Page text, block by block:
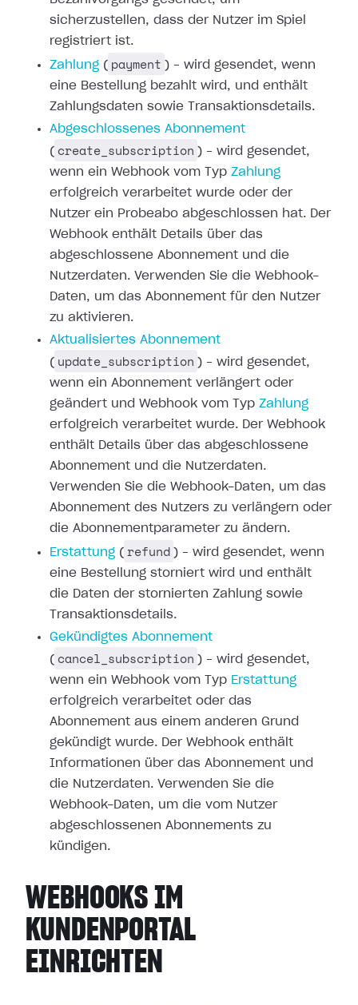
sicherzustellen, dass der Nutzer im Spiel
registriert ist.
Zahlung ( payment ) – wird gesendet, wenn
eine Bestellung bezahlt wird, und enthält
Zahlungsdaten sowie
Transaktionsdetails.
Abgeschlossenes Abonnement
( create_subscription ) – wird gesendet,
wenn ein Webhook vom
Typ Zahlung
erfolgreich verarbeitet wurde oder der
Nutzer ein Probeabo abgeschlossen hat. Der
Webhook enthält Details über das
abgeschlossene Abonnement und die
Nutzerdaten. Verwenden Sie die Webhook-
Daten, um das Abonnement für den Nutzer
zu aktivieren.
Aktualisiertes Abonnement
( update_subscription ) – wird gesendet,
wenn ein Abonnement verlängert oder
geändert und Webhook vom Typ Zahlung
erfolgreich verarbeitet wurde. Der Webhook
enthält Details über das abgeschlossene
Abonnement und die Nutzerdaten.
Verwenden Sie die Webhook-Daten, um das
Abonnement des Nutzers zu verlängern oder
die Abonnementparameter zu ändern.
Erstattung ( refund ) – wird gesendet, wenn
eine Bestellung storniert wird und enthält
die Daten der stornierten Zahlung sowie
Transaktionsdetails.
Gekündigtes Abonnement
( cancel_subscription ) – wird gesendet,
wenn ein Webhook vom Typ Erstattung
erfolgreich verarbeitet oder das
Abonnement aus einem anderen Grund
gekündigt wurde. Der Webhook enthält
Informationen über das Abonnement und
die Nutzerdaten. Verwenden Sie die
Webhook-Daten, um die vom Nutzer
abgeschlossenen Abonnements zu
kündigen.
WEBHOOKS IM
KUNDENPORTAL
EINRICHTEN